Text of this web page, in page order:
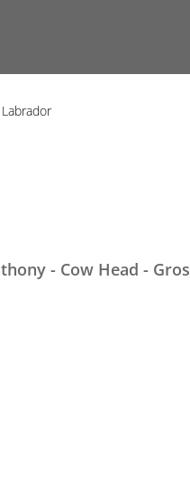
- Cow Head - Gros